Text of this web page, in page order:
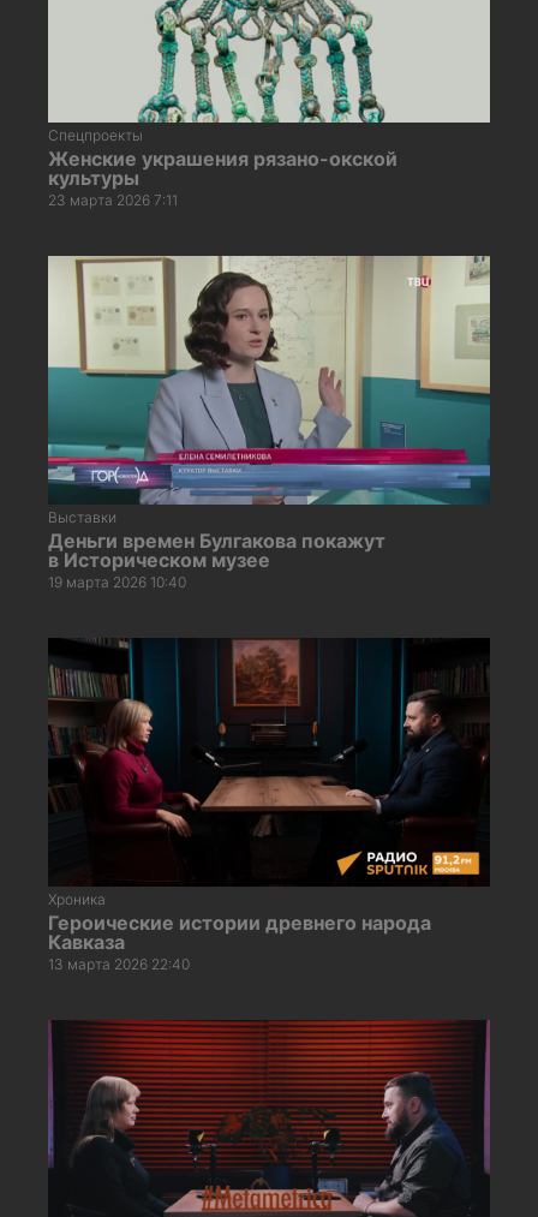
Спецпроекты
Женские украшения рязано-окской
культуры
23 марта 2026 7:11
Выставки
Деньги времен Булгакова покажут
в Историческом музее
19 марта 2026 10:40
Хроника
Героические истории древнего народа
Кавказа
13 марта 2026 22:40